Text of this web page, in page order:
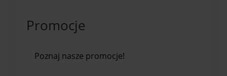
Promocje
Poznaj nasze promocje!